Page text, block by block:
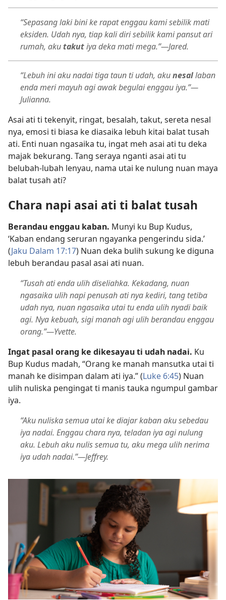
“Sepasang laki bini ke rapat enggau kami sebilik mati
eksiden. Udah nya, tiap kali diri sebilik kami pansut ari
rumah, akutakutiya deka mati mega.”—Jared.
“Lebuh ini aku nadai tiga taun ti udah, akunesallaban
enda meri mayuh agi awak begulai enggau iya.”—
Julianna.
Asai ati ti tekenyit, ringat, besalah, takut, sereta nesal
nya, emosi ti biasa ke diasaika lebuh kitai balat tusah
ati. Enti nuan ngasaika tu, ingat meh asai ati tu deka
majak bekurang. Tang seraya nganti asai ati tu
belubah-lubah lenyau, nama utai ke nulung nuan maya
balat tusah ati?
Chara napi asai ati ti balat tusah
Berandau enggau kaban. Munyi ku Bup Kudus,
‘Kaban endang seruran ngayanka pengerindu sida.’
(Jaku Dalam 17:17) Nuan deka bulih sukung ke diguna
lebuh berandau pasal asai ati nuan.
“Tusah ati enda ulih diseliahka. Kekadang, nuan
ngasaika ulih napi penusah ati nya kediri, tang tetiba
udah nya, nuan ngasaika utai tu enda ulih nyadi baik
agi. Nya kebuah, sigi manah agi ulih berandau enggau
orang.”—Yvette.
Ingat pasal orang ke dikesayau ti udah nadai. Ku
Bup Kudus madah, “Orang ke manah mansutka utai ti
manah ke disimpan dalam ati iya.” (Luke 6:45) Nuan
ulih nuliska pengingat ti manis tauka ngumpul gambar
iya.
“Aku nuliska semua utai ke diajar kaban aku sebedau
iya nadai. Enggau chara nya, teladan iya agi nulung
aku. Lebuh aku nulis semua tu, aku mega ulih nerima
iya udah nadai.”—Jeffrey.